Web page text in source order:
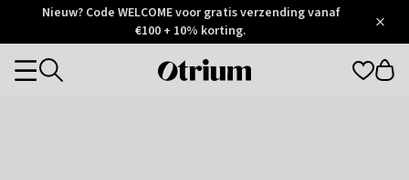
Otrium
Trustpilot
Nieuw? Code WELCOME voor gratis verzending vanaf
€100 + 10% korting.
Otrium
Categories